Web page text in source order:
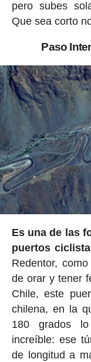
pero subes
Que sea corto
Paso
Es una de las
puertos
Redentor,
de orar y tener
Chile, este
chilena, en la
180 grados
increíble: ese
de longitud a